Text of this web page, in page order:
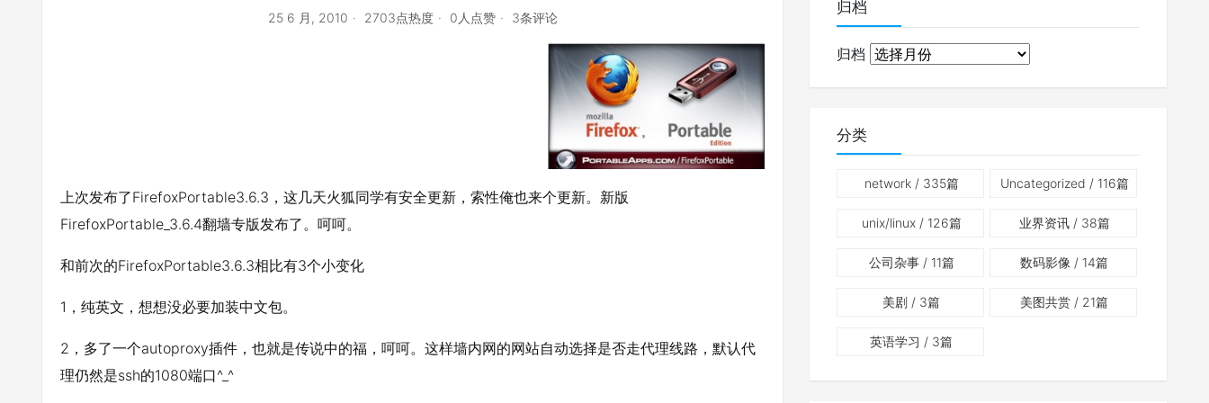
25 6 月, 2010 2703点热度 0人点赞 3条评论
上次发布了FirefoxPortable3.6.3，这几天火狐同学有安全更新，索性俺也来个更新。新版
FirefoxPortable_3.6.4翻墙专版发布了。呵呵。
和前次的FirefoxPortable3.6.3相比有3个小变化
1，纯英文，想想没必要加装中文包。
2，多了一个autoproxy插件，也就是传说中的福，呵呵。这样墙内网的网站自动选择是否走代理线路，默认代
理仍然是ssh的1080端口^_^
归档
归档
分类
network/ 335篇 Uncategorized / 116篇
unix/linux/ 126篇 业界资讯/ 38篇
公司杂事/ 11篇 数码影像 / 14篇
美剧 / 3篇 美图共赏 / 21篇
英语学习 / 3篇